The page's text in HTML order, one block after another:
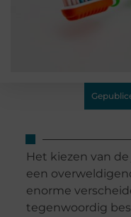
Het kiezen van
een
enorme
tegenwoordig